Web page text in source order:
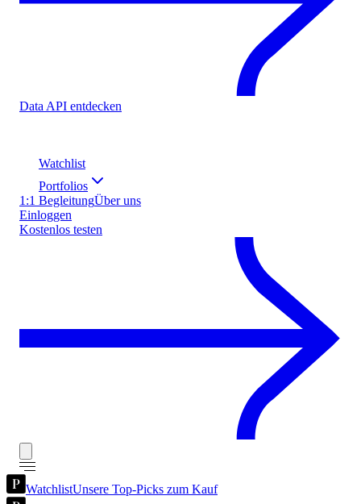
Data API entdecken
Watchlist
Portfolios
1:1 BegleitungÜber uns
Einloggen
Kostenlos testen
WatchlistUnsere Top-Picks zum Kauf